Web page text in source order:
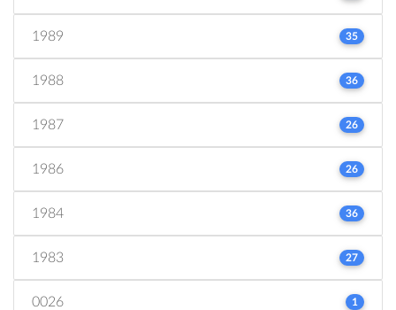
1989 35
1988 36
1987 26
1986 26
1984 36
1983 27
0026 1